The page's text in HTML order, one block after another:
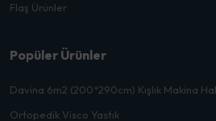
Flaş Ürünler
Popüler Ürünler
Davina 6m2 (200*290cm) Kışlık Makina
Ortopedik Visco Yastık